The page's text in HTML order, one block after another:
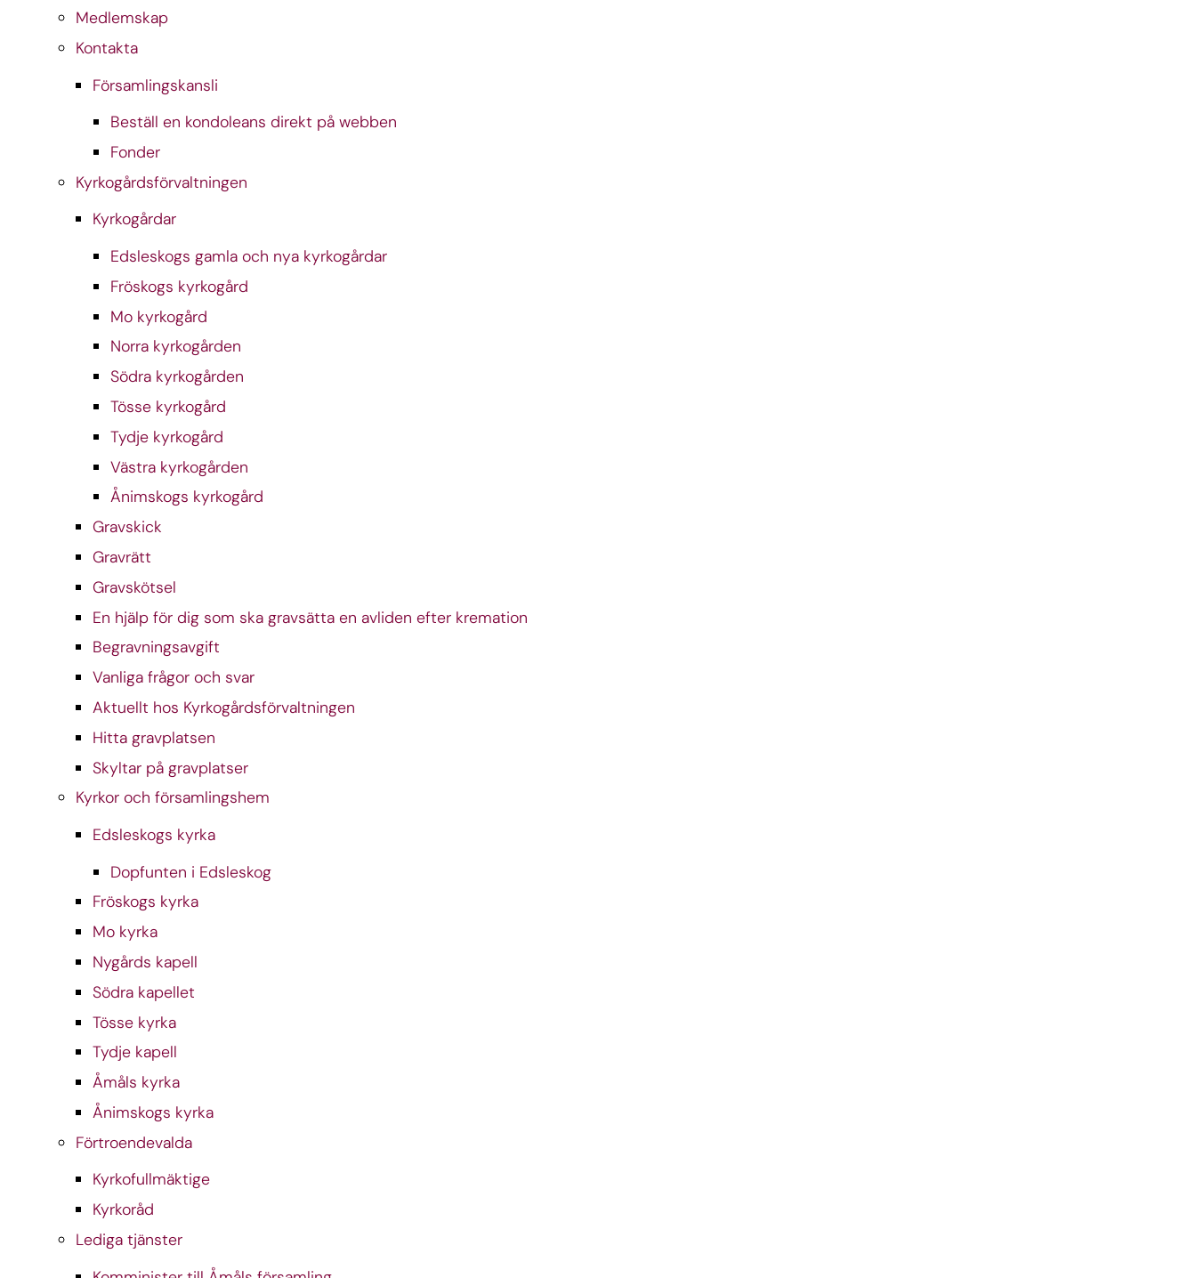
Medlemskap
Kontakta
Församlingskansli
Beställ en kondoleans direkt på webben
Fonder
Kyrkogårdsförvaltningen
Kyrkogårdar
Edsleskogs gamla och nya kyrkogårdar
Fröskogs kyrkogård
Mo kyrkogård
Norra kyrkogården
Södra kyrkogården
Tösse kyrkogård
Tydje kyrkogård
Västra kyrkogården
Ånimskogs kyrkogård
Gravskick
Gravrätt
Gravskötsel
En hjälp för dig som ska gravsätta en avliden efter kremation
Begravningsavgift
Vanliga frågor och svar
Aktuellt hos Kyrkogårdsförvaltningen
Hitta gravplatsen
Skyltar på gravplatser
Kyrkor och församlingshem
Edsleskogs kyrka
Dopfunten i Edsleskog
Fröskogs kyrka
Mo kyrka
Nygårds kapell
Södra kapellet
Tösse kyrka
Tydje kapell
Åmåls kyrka
Ånimskogs kyrka
Förtroendevalda
Kyrkofullmäktige
Kyrkoråd
Lediga tjänster